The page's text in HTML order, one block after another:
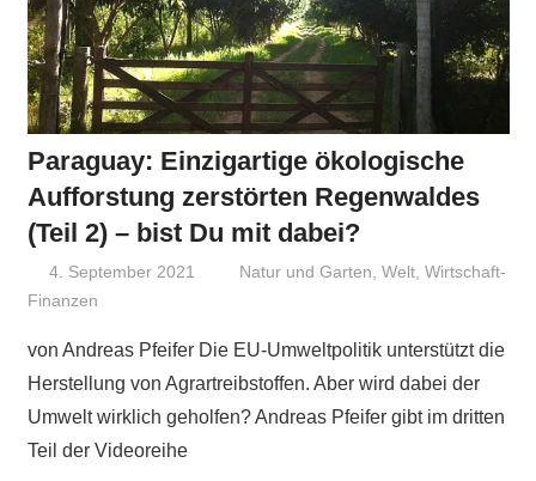
Paraguay: Einzigartige ökologische
Aufforstung zerstörten Regenwaldes
(Teil 2) – bist Du mit dabei?
4. September 2021 Niki Vogt
Natur und Garten,Welt,Wirtschaft-
Finanzen
von Andreas Pfeifer Die EU-Umwelt­politik unterstützt die
Herstellung von Agrar­treib­stoffen. Aber wird dabei der
Umwelt wirklich geholfen? Andreas Pfeifer gibt im drit­ten
Teil der Video­reihe